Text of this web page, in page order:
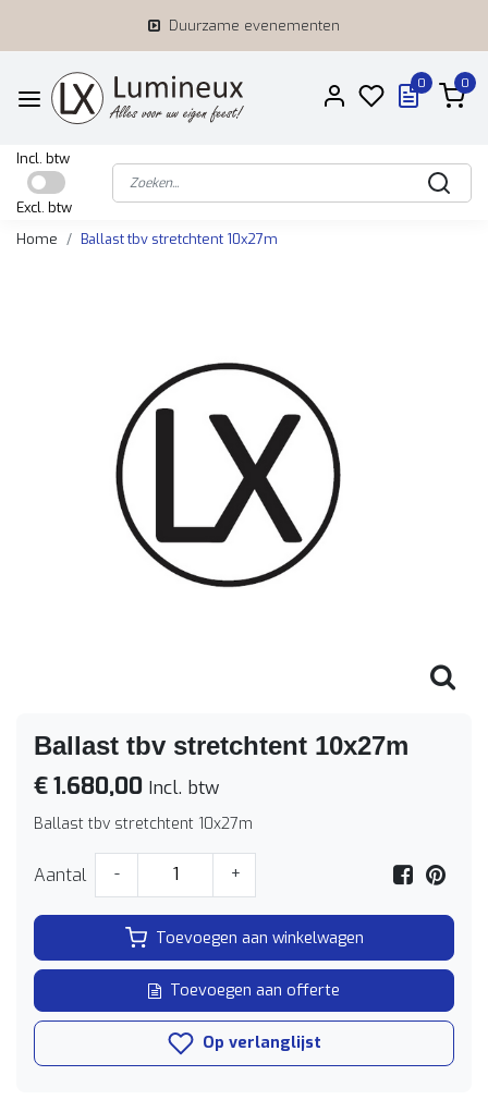
Duurzame evenementen
0 0
Incl. btw
Excl. btw
Home
Ballast tbv stretchtent 10x27m
Ballast tbv stretchtent 10x27m
€ 1.680,00 Incl. btw
Ballast tbv stretchtent 10x27m
Aantal - +
Toevoegen aan winkelwagen
Toevoegen aan offerte
Op verlanglijst